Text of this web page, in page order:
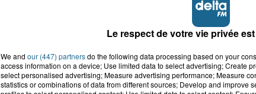
Le respect de votre vie privée
We and our (447) partnersdo the following data processing based on your
access information on a device; Use limited data to select advertising; Create
select personalised advertising; Measure advertising performance; Measure
statistics or combinations of data from different sources; Develop and improve